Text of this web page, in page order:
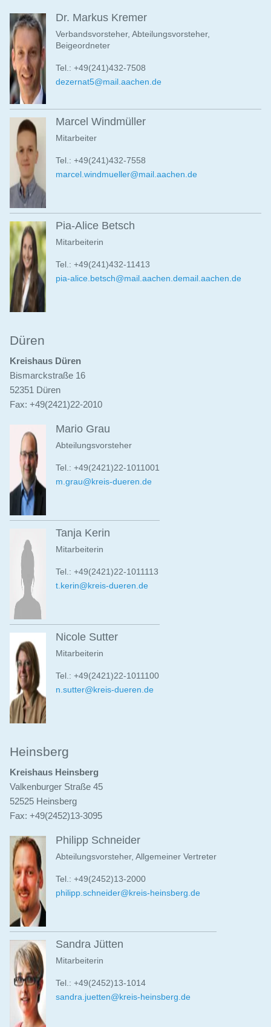
Dr. Markus Kremer
Verbandsvorsteher, Abteilungsvorsteher,
Beigeordneter
Tel.: +49(241)432-7508
dezernat5@mail.aachen.de
Marcel Windmüller
Mitarbeiter
Tel.: +49(241)432-7558
marcel.windmueller@mail.aachen.de
Pia-Alice Betsch
Mitarbeiterin
Tel.: +49(241)432-11413
pia-alice.betsch@mail.aachen.demail.aachen.de
Düren
Kreishaus Düren
Bismarckstraße 16
52351 Düren
Fax: +49(2421)22-2010
Mario Grau
Abteilungsvorsteher
Tel.: +49(2421)22-1011001
m.grau@kreis-dueren.de
Tanja Kerin
Mitarbeiterin
Tel.: +49(2421)22-1011113
t.kerin@kreis-dueren.de
Nicole Sutter
Mitarbeiterin
Tel.: +49(2421)22-1011100
n.sutter@kreis-dueren.de
Heinsberg
Kreishaus Heinsberg
Valkenburger Straße 45
52525 Heinsberg
Fax: +49(2452)13-3095
Philipp Schneider
Abteilungsvorsteher, Allgemeiner Vertreter
Tel.: +49(2452)13-2000
philipp.schneider@kreis-heinsberg.de
Sandra Jütten
Mitarbeiterin
Tel.: +49(2452)13-1014
sandra.juetten@kreis-heinsberg.de